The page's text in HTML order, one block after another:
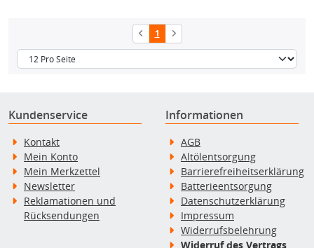
1
Kundenservice
Kontakt
Mein Konto
Mein Merkzettel
Newsletter
Reklamationen und
Rücksendungen
Informationen
AGB
Altölentsorgung
Barrierefreiheitserklärung
Batterieentsorgung
Datenschutzerklärung
Impressum
Widerrufsbelehrung
Widerruf des Vertrags